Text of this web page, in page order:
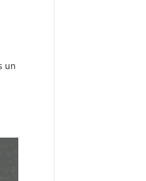
un